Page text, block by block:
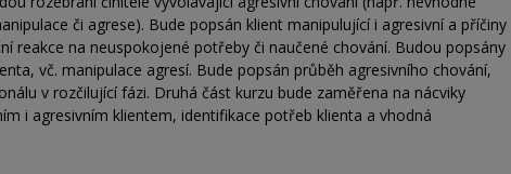
či agrese). Bude popsán klient manipulující i agresivní a příčiny
reakce na neuspokojené potřeby či naučené chování. Budou popsány
vč. manipulace agresí. Bude popsán průběh agresivního chování,
v rozčilující fázi. Druhá část kurzu bude zaměřena na nácviky
i agresivním klientem, identifikace potřeb klienta a vhodná